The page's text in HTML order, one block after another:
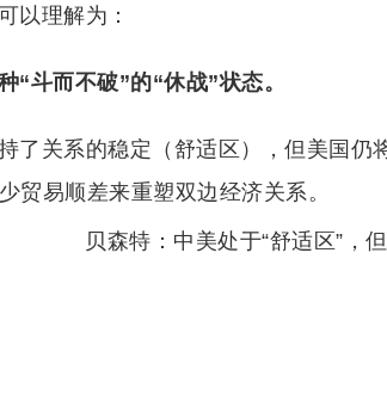
以理解为：
“斗而不破”的“休战”状态。
了关系的稳定（舒适区），但美国仍
贸易顺差来重塑双边经济关系。
贝森特：中美处于“舒适区”，